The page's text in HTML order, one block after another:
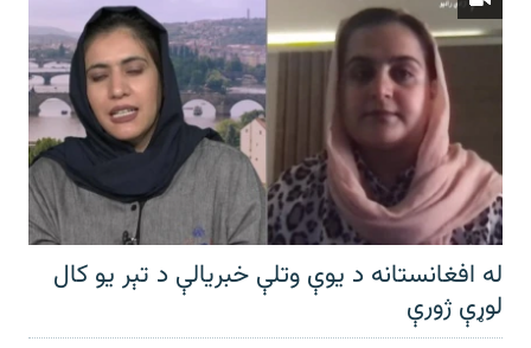
له افغانستانه د یوې وتلې خبریالې د تېر يو کال
لوړې ژورې